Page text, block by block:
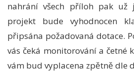
nahrání všech příloh pak už
projekt bude vyhodnocen
připsána požadovaná dotace.
vás čeká monitorování a četné
vám bud vyplacena zpětně dle